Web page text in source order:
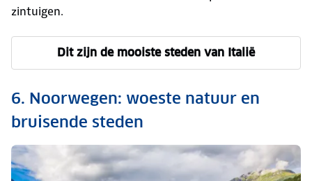
zintuigen.
Dit zijn de mooiste steden van Italië
6. Noorwegen: woeste natuur en
bruisende steden